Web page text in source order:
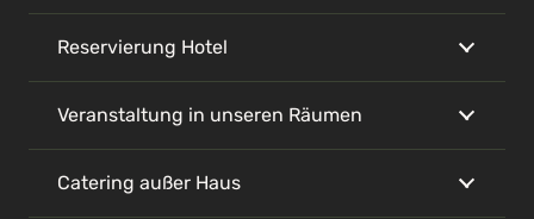
Reservierung Hotel
Veranstaltung in unseren Räumen
Catering außer Haus